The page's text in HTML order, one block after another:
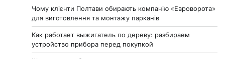
Чому клієнти Полтави обирають компанію «Евроворота»
для виготовлення та монтажу парканів
Как работает выжигатель по дереву: разбираем
устройство прибора перед покупкой